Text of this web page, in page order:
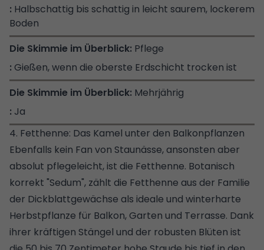
Halbschattig bis schattig in leicht saurem, lockerem
Boden
Pflege
Gießen, wenn die oberste Erdschicht trocken ist
Mehrjährig
Ja
4. Fetthenne: Das Kamel unter den Balkonpflanzen
Ebenfalls kein Fan von Staunässe, ansonsten aber
absolut pflegeleicht, ist die Fetthenne. Botanisch
korrekt "Sedum", zählt die Fetthenne aus der Familie
der Dickblattgewächse als ideale und winterharte
Herbstpflanze für Balkon, Garten und Terrasse. Dank
ihrer kräftigen Stängel und der robusten Blüten ist